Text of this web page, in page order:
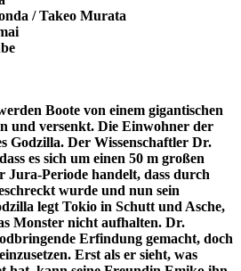
/ Takeo Murata
Boote von einem gigantischen
und versenkt. Die Einwohner der
Godzilla. Der Wissenschaftler Dr.
es sich um einen 50 m großen
Jura-Periode handelt, dass durch
wurde und nun sein
legt Tokio in Schutt und Asche,
Monster nicht aufhalten. Dr.
Erfindung gemacht, doch
Erst als er sieht, was